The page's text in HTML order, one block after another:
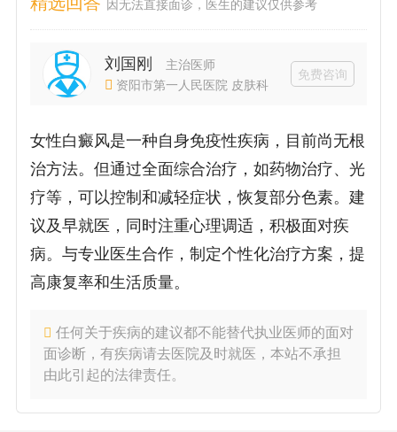
因无法直接面诊，医生的建议仅供参考
刘国刚
主治医师
资阳市第一人民医院 皮肤科
免费咨询
女性白癜风是一种自身免疫性疾病，目前尚无根
治方法。但通过全面综合治疗，如药物治疗、光
疗等，可以控制和减轻症状，恢复部分色素。建
议及早就医，同时注重心理调适，积极面对疾
病。与专业医生合作，制定个性化治疗方案，提
高康复率和生活质量。
任何关于疾病的建议都不能替代执业医师的面对
面诊断，有疾病请去医院及时就医，本站不承担
由此引起的法律责任。